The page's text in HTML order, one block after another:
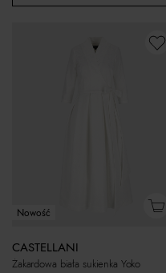
Nowość
CASTELLANI
Żakardowa biała sukienka Yoko